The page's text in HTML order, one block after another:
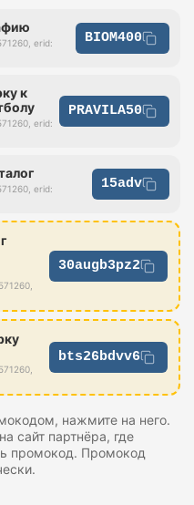
erid:
BIOM400
к
erid:
PRAVILA50
erid:
15adv
30augb3pz2
bts26bdvv6
нажмите на него.
сайт партнёра, где
промокод. Промокод